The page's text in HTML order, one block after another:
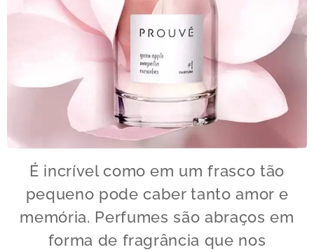
É incrível como em um frasco tão
pequeno pode caber tanto amor e
memória. Perfumes são abraços em
forma de fragrância que nos